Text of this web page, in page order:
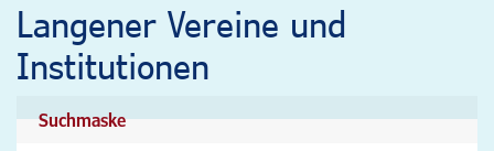
Langener Vereine und
Institutionen
Suchmaske